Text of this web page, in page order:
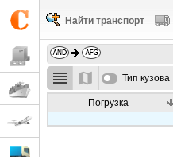
Найти транспорт
Тип кузова
Погрузка